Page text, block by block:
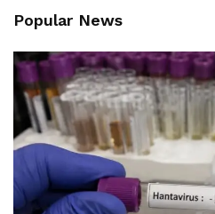
Popular News